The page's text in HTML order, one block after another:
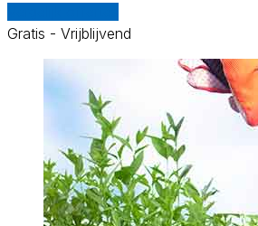
Gratis - Vrijblijvend